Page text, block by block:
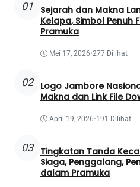
01
Sejarah dan Makna
Kelapa, Simbol
Pramuka
Mei 17, 2026•277 Dilihat
02
Logo Jambore
Makna dan Link File
April 19, 2026•191 Dilihat
03
Tingkatan Tanda
Siaga, Penggalang,
dalam Pramuka